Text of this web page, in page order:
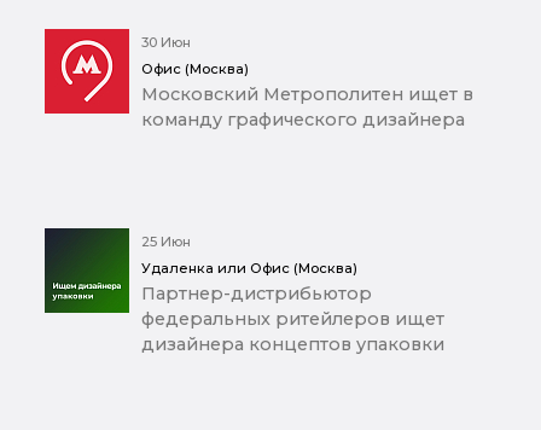
30 Июн
Офис (Москва)
Московский Метрополитен ищет в
команду графического дизайнера
25 Июн
Удаленка или Офис (Москва)
Партнер-дистрибьютор
федеральных ритейлеров ищет
дизайнера концептов упаковки